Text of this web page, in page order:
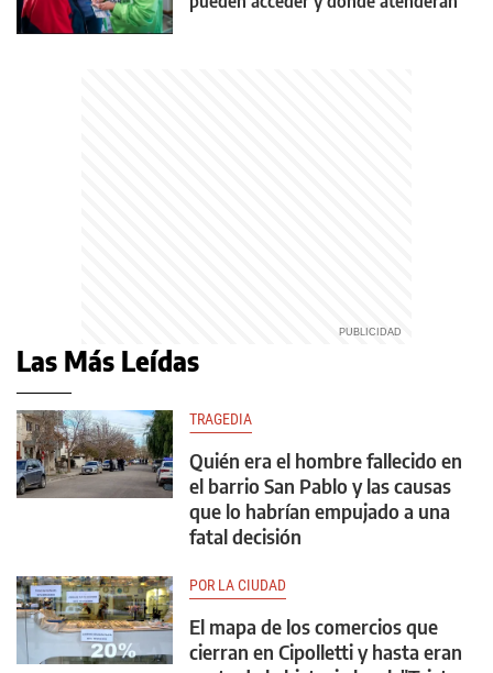
Las Más Leídas
TRAGEDIA
Quién era el hombre fallecido en
el barrio San Pablo y las causas
que lo habrían empujado a una
fatal decisión
POR LA CIUDAD
El mapa de los comercios que
cierran en Cipolletti y hasta eran